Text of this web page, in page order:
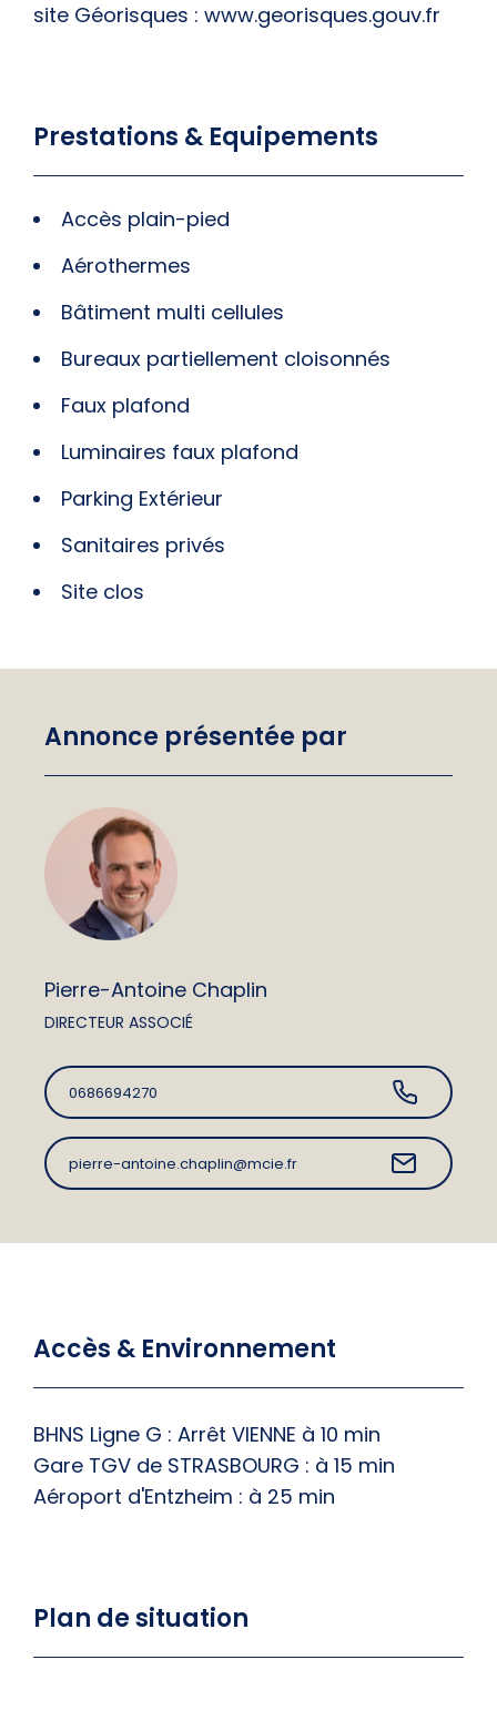
site Géorisques : www.georisques.gouv.fr
Prestations & Equipements
Accès plain-pied
Aérothermes
Bâtiment multi cellules
Bureaux partiellement cloisonnés
Faux plafond
Luminaires faux plafond
Parking Extérieur
Sanitaires privés
Site clos
Annonce présentée par
Pierre-Antoine Chaplin
DIRECTEUR ASSOCIÉ
0686694270
pierre-antoine.chaplin@mcie.fr
Accès & Environnement
BHNS Ligne G : Arrêt VIENNE à 10 min
Gare TGV de STRASBOURG : à 15 min
Aéroport d'Entzheim : à 25 min
Plan de situation